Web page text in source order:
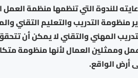
للندوة التي تنظمها منظمة
منظومة التدريب والتعليم التقني
المهني والتقني لا يمكن أن
وممثلين العمال لأنها منظومة
أرض الواقع.